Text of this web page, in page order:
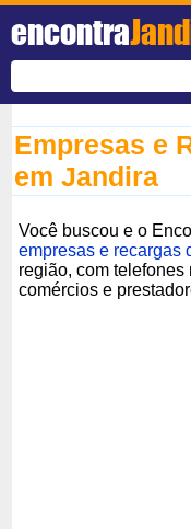
encontra
Empresas e
em Jandira
Você buscou e o
empresas e recargas
região, com
comércios e